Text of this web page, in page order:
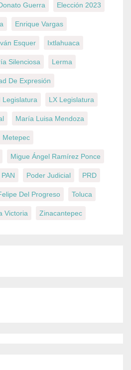
Guerra Elección 2023
Enrique Vargas
Esquer Ixtlahuaca
Silenciosa Lerma
De Expresión
Legislatura LX Legislatura
María Luisa Mendoza
Metepec
Migue Ángel Ramírez Ponce
PAN Poder Judicial PRD
Del Progreso Toluca
Victoria Zinacantepec